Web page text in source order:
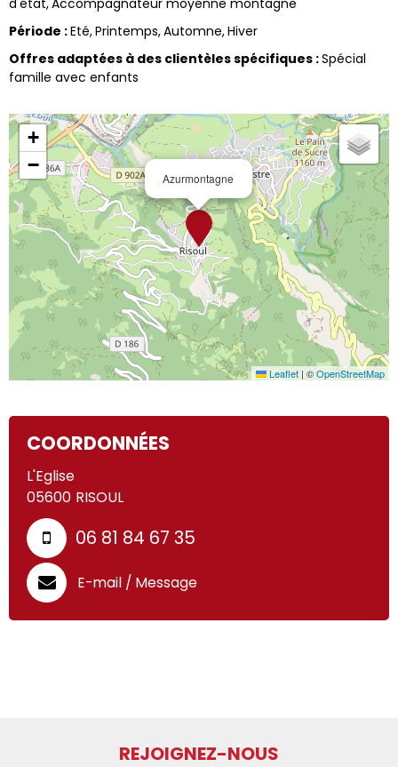
Période :Eté Printemps Automne Hiver
Offres adaptées à des clientèles spécifiques :Spécial
famille avec enfants
Azurmontagne
+
−
Leaflet | ©OpenStreetMap
COORDONNÉES
L'Eglise
05600 RISOUL
06 81 84 67 35
E-mail / Message
REJOIGNEZ-NOUS